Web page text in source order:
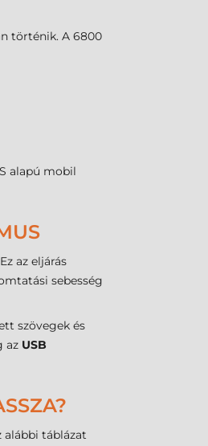
történik. A 6800
alapú mobil
az eljárás
sebesség
szövegek és
az USB
táblázat